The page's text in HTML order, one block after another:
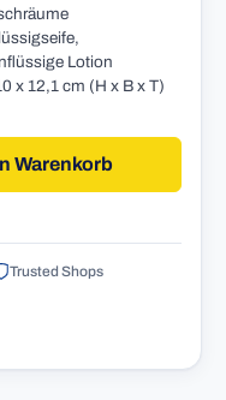
Lotion
x 12,1 cm (H x B x T)
gewünschten
Warenkorb
Trusted Shops